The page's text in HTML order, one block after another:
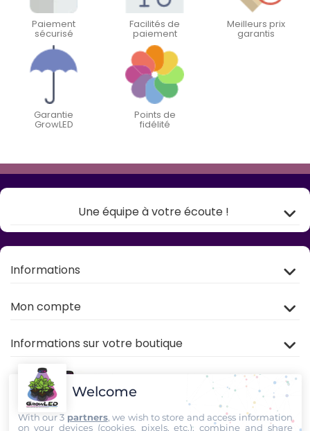
Paiement
sécurisé
Facilités de
paiement
Meilleurs prix
garantis
Garantie
GrowLED
Points de
fidélité
Une équipe à votre écoute !
Informations
Mon compte
Informations sur votre boutique
Welcome
With our 3 partners, we wish to store and access information
on your devices (cookies, pixels, etc.), combine and share